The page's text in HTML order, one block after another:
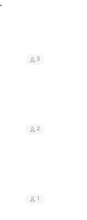
3
2
1